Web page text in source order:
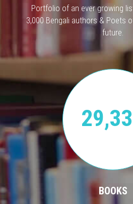
Portfolio of an ever growing
3,000 Bengali authors & Poets
future.
BOOKS